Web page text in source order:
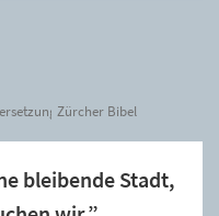
Zürcher Bibel
bleibende Stadt,